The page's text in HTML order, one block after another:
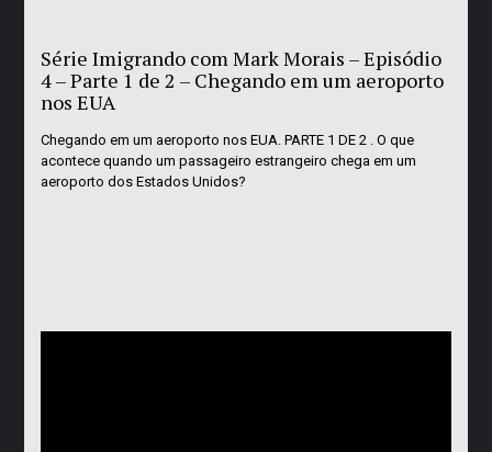
Série Imigrando com Mark Morais – Episódio
4 – Parte 1 de 2 – Chegando em um aeroporto
nos EUA
Chegando em um aeroporto nos EUA. PARTE 1 DE 2 . O que
acontece quando um passageiro estrangeiro chega em um
aeroporto dos Estados Unidos?